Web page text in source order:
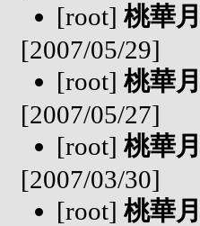
[root] 桃華
[2007/05/29]
[root] 桃華
[2007/05/27]
[root] 桃華
[2007/03/30]
[root] 桃華